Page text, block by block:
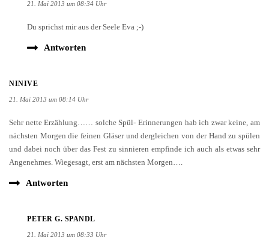
21. Mai 2013 um 08:34 Uhr
Du sprichst mir aus der Seele Eva ;-)
Antworten
NINIVE
21. Mai 2013 um 08:14 Uhr
Sehr nette Erzählung…… solche Spül- Erinnerungen hab ich zwar keine, am
nächsten Morgen die feinen Gläser und dergleichen von der Hand zu spülen
und dabei noch über das Fest zu sinnieren empfinde ich auch als etwas sehr
Angenehmes. Wiegesagt, erst am nächsten Morgen….
Antworten
PETER G. SPANDL
21. Mai 2013 um 08:33 Uhr